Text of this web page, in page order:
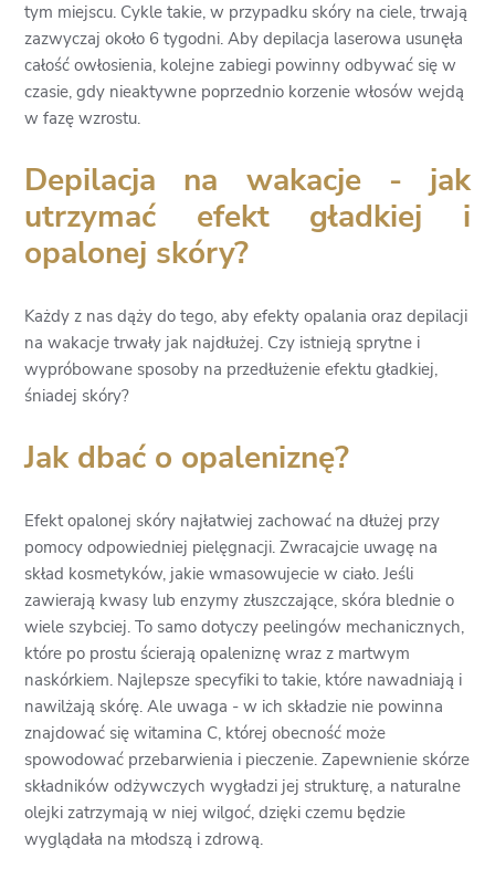
tym miejscu. Cykle takie, w przypadku skóry na ciele, trwają
zazwyczaj około 6 tygodni. Aby depilacja laserowa usunęła
całość owłosienia, kolejne zabiegi powinny odbywać się w
czasie, gdy nieaktywne poprzednio korzenie włosów wejdą
w fazę wzrostu.
Depilacja na wakacje - jak
utrzymać efekt gładkiej i
opalonej skóry?
Każdy z nas dąży do tego, aby efekty opalania oraz depilacji
na wakacje trwały jak najdłużej. Czy istnieją sprytne i
wypróbowane sposoby na przedłużenie efektu gładkiej,
śniadej skóry?
Jak dbać o opaleniznę?
Efekt opalonej skóry najłatwiej zachować na dłużej przy
pomocy odpowiedniej pielęgnacji. Zwracajcie uwagę na
skład kosmetyków, jakie wmasowujecie w ciało. Jeśli
zawierają kwasy lub enzymy złuszczające, skóra blednie o
wiele szybciej. To samo dotyczy peelingów mechanicznych,
które po prostu ścierają opaleniznę wraz z martwym
naskórkiem. Najlepsze specyfiki to takie, które nawadniają i
nawilżają skórę. Ale uwaga - w ich składzie nie powinna
znajdować się witamina C, której obecność może
spowodować przebarwienia i pieczenie. Zapewnienie skórze
składników odżywczych wygładzi jej strukturę, a naturalne
olejki zatrzymają w niej wilgoć, dzięki czemu będzie
wyglądała na młodszą i zdrową.